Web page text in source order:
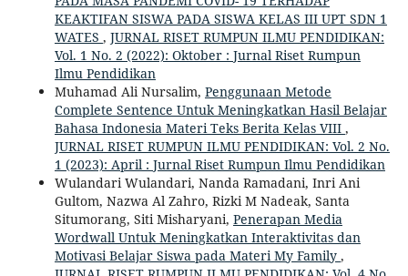
KEAKTIFAN SISWA PADA SISWA KELAS III UPT SDN 1
WATES , JURNAL RISET RUMPUN ILMU PENDIDIKAN:
Vol. 1 No. 2 (2022): Oktober : Jurnal Riset Rumpun
Ilmu Pendidikan
Muhamad Ali Nursalim, Penggunaan Metode
Complete Sentence Untuk Meningkatkan Hasil Belajar
Bahasa Indonesia Materi Teks Berita Kelas VIII ,
JURNAL RISET RUMPUN ILMU PENDIDIKAN: Vol. 2 No.
1 (2023): April : Jurnal Riset Rumpun Ilmu Pendidikan
Wulandari Wulandari, Nanda Ramadani, Inri Ani
Gultom, Nazwa Al Zahro, Rizki M Nadeak, Santa
Situmorang, Siti Misharyani, Penerapan Media
Wordwall Untuk Meningkatkan Interaktivitas dan
Motivasi Belajar Siswa pada Materi My Family ,